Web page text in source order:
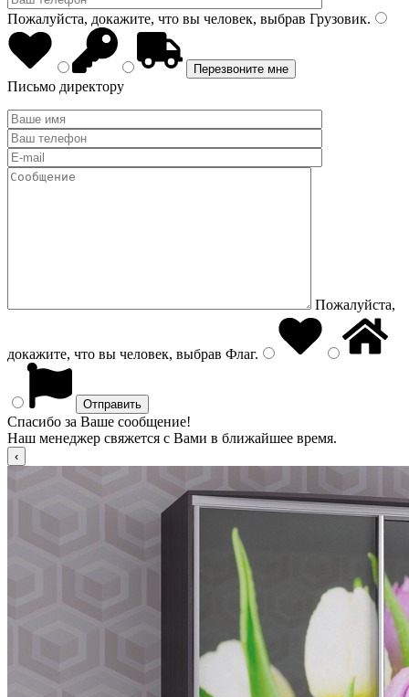
Пожалуйста, докажите, что вы человек, выбрав Грузовик.
Письмо директору
Пожалуйста,
докажите, что вы человек, выбрав Флаг.
Спасибо за Ваше сообщение!
Наш менеджер свяжется с Вами в ближайшее время.